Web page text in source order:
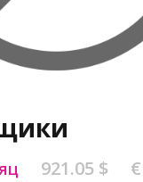
921.05 $